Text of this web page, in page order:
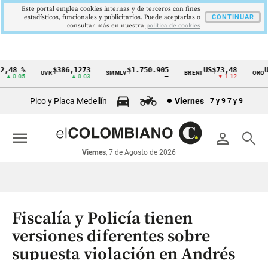
Cintillo
económicos
Colombia
%
0.05
UVR$386,1273
▲ 0.03
SMMLV$1.750.905 BRENTUS$73,48
▼ 1.12
ORO
Pico y Placa Medellín Viernes 7 y 9 7 y 9
person search
Viernes, 7 de Agosto de 2026
menu
Fiscalía y Policía tienen
versiones diferentes sobre
supuesta violación en Andrés
Este portal emplea cookies internas y de terceros con fines
estadísticos, funcionales y publicitarios. Puede aceptarlas o
consultar más en nuestra politica de cookies
CONTINUAR